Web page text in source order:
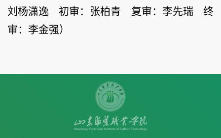
刘杨潇逸 初审：张柏青 复审：李先瑞 终
审：李金强）